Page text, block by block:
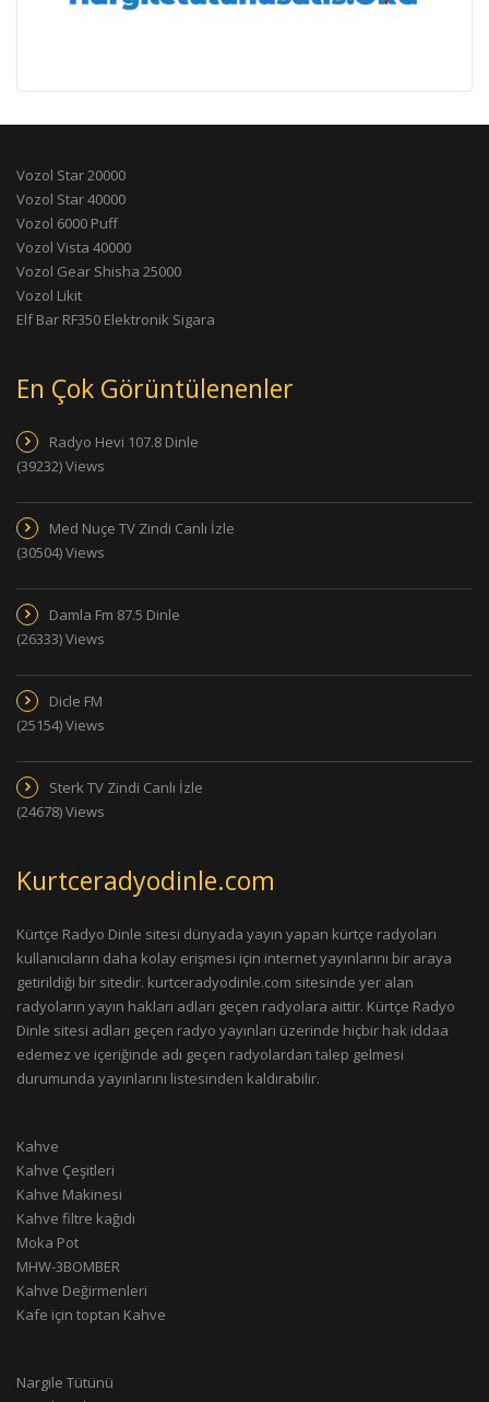
Vozol Star 20000
Vozol Star 40000
Vozol 6000 Puff
Vozol Vista 40000
Vozol Gear Shisha 25000
Vozol Likit
Elf Bar RF350 Elektronik Sigara
En Çok Görüntülenenler
Radyo Hevi 107.8 Dinle
(39232) Views
Med Nuçe TV Zindi Canlı İzle
(30504) Views
Damla Fm 87.5 Dinle
(26333) Views
Dicle FM
(25154) Views
Sterk TV Zindi Canlı İzle
(24678) Views
Kurtceradyodinle.com
Kürtçe Radyo Dinle sitesi dünyada yayın yapan kürtçe radyoları
kullanıcıların daha kolay erişmesi için internet yayınlarını bir araya
getirildiği bir sitedir. kurtceradyodinle.com sitesinde yer alan
radyoların yayın hakları adları geçen radyolara aittir. Kürtçe Radyo
Dinle sitesi adları geçen radyo yayınları üzerinde hiçbir hak iddaa
edemez ve içeriğinde adı geçen radyolardan talep gelmesi
durumunda yayınlarını listesinden kaldırabilir.
Kahve
Kahve Çeşitleri
Kahve Makinesi
Kahve filtre kağıdı
Moka Pot
MHW-3BOMBER
Kahve Değirmenleri
Kafe için toptan Kahve
Nargile Tütünü